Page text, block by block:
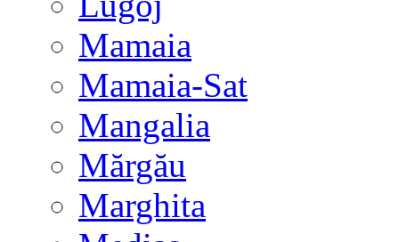
Mamaia
Mamaia-Sat
Mangalia
Mărgău
Marghita